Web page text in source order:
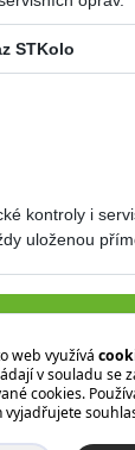
STKolo
kontroly i
uloženou
pro
web využívá
v souladu se
cookies.
vyjadřujete